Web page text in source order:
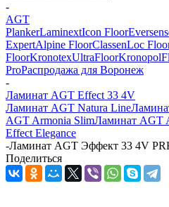
-
AGT
PlankerLaminextIcon Floor
ExpertAlpine FloorClassenLoc
FloorKronotexUltraFloorKronopol
ProРаспродажа для Воронеж
-
Ламинат AGT Effect 33 4V
Ламинат AGT Natura Line
AGT Armonia SlimЛаминат AGT
Effect Elegance
-Ламинат AGT Эффект 33 4V
Поделиться